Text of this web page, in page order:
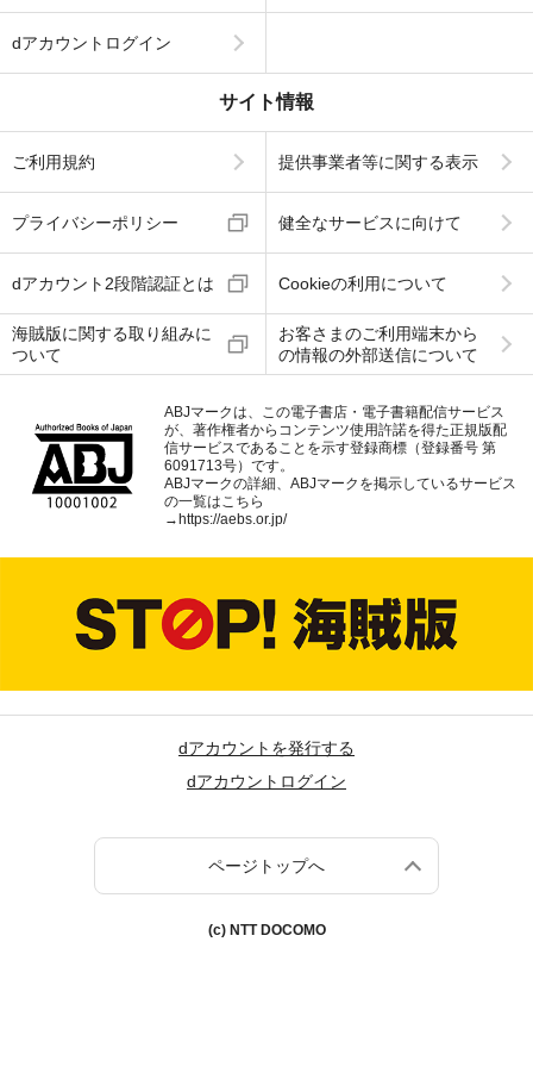
dアカウントログイン
サイト情報
ご利用規約 提供事業者等に関する表示
プライバシーポリシー 健全なサービスに向けて
dアカウント2段階認証とは Cookieの利用について
海賊版に関する取り組みに
ついて
お客さまのご利用端末から
の情報の外部送信について
ABJマークは、この電子書店・電子書籍配信サービス
が、著作権者からコンテンツ使用許諾を得た正規版配
信サービスであることを示す登録商標（登録番号 第
6091713号）です。
ABJマークの詳細、ABJマークを掲示しているサービス
の一覧はこちら
→ https://aebs.or.jp/
dアカウントを発行する
dアカウントログイン
ページトップへ
(c) NTT DOCOMO